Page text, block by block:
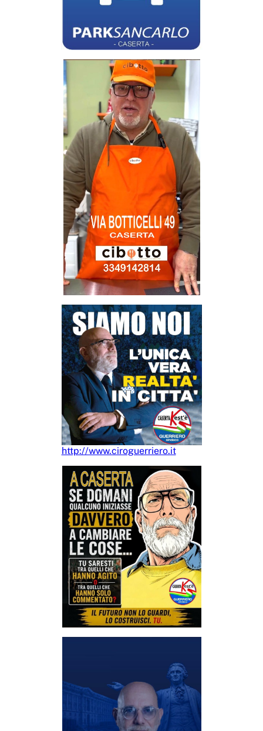
http://www.ciroguerriero.it